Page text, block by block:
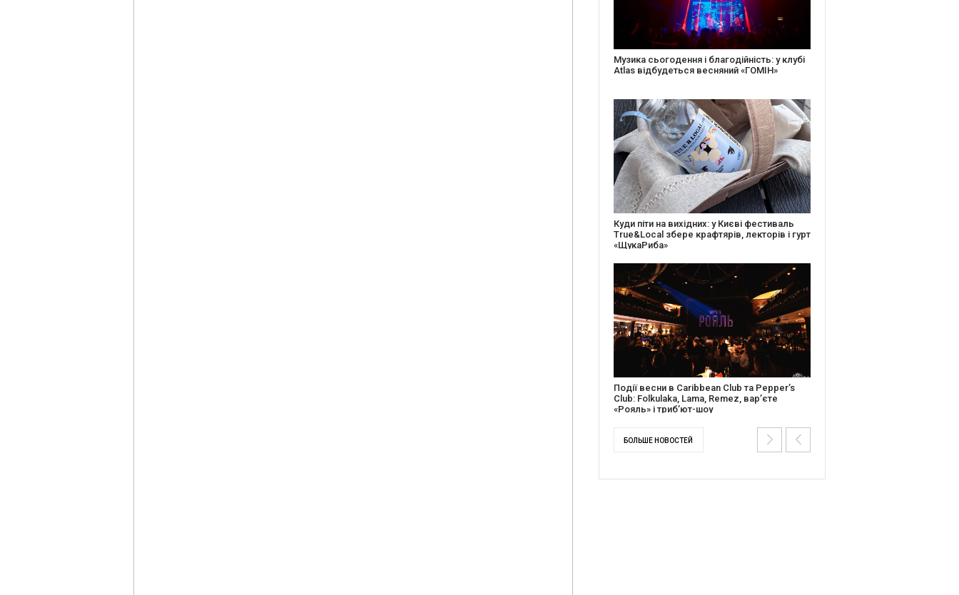
Створіть святкову листівку та допоможіть
стареньким: майстер-клас від БФ «Юлині
27 років музичної історії: Caribbean Club
відсвяткує День Народження серією
благодійних подій
Документальний фільм “Будинок “Слово”
англійською покажуть в країнах Європи,
Канаді та США
БОЛЬШЕ НОВОСТЕЙ